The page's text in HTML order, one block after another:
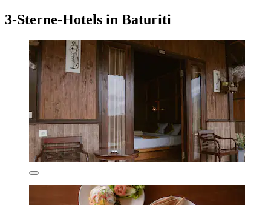
3-Sterne-Hotels in Baturiti